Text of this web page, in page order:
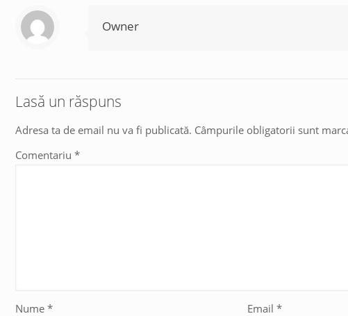
Owner
Lasă un răspuns
Adresa ta de email nu va fi publicată. Câmpurile obligatorii sunt
Comentariu *
Nume * Email*